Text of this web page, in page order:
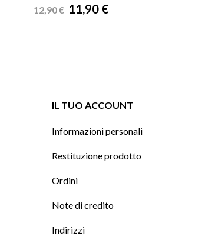
Prezzo
12,90 € Prezzo
11,90 €
IL TUO ACCOUNT
Informazioni personali
Restituzione prodotto
Ordini
Note di credito
Indirizzi